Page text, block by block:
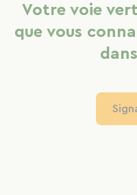
Votre voie
que vous